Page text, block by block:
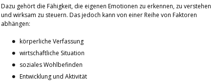
Dazu gehört die Fähigkeit, die eigenen Emotionen zu erkennen, zu verstehen
und wirksam zu steuern. Das jedoch kann von einer Reihe von Faktoren
abhängen:
körperliche Verfassung
wirtschaftliche Situation
soziales Wohlbefinden
Entwicklung und Aktivität